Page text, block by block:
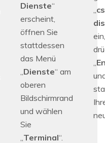
Dienste“
erscheint,
öffnen Sie
stattdessen
das Menü
Dienste“ am
oberen
Bildschirmrand
und wählen
Sie
Terminal“.
„
ein,
„